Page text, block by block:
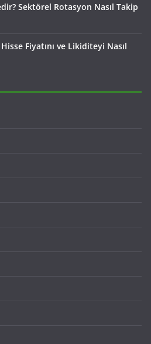
Sektörel Rotasyon Nasıl Takip
Fiyatını ve Likiditeyi Nasıl